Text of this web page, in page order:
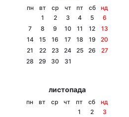
пн вт ср чт пт сб
нд
1
2 3 4 5
6
7
8 9 10 11 12
13
14
15 16 17 18 19
20
21
22 23 24 25 26
27
28
29 30 31
листопада
пн вт ср чт пт сб
нд
1
2
3